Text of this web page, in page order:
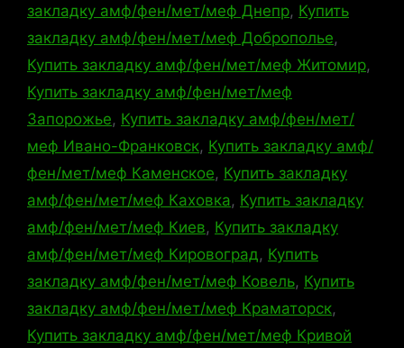
закладку амф/фен/мет/меф Днепр, Купить
закладку амф/фен/мет/меф Доброполье,
Купить закладку амф/фен/мет/меф Житомир,
Купить закладку амф/фен/мет/меф
Запорожье, Купить закладку амф/фен/мет/
меф Ивано-Франковск, Купить закладку амф/
фен/мет/меф Каменское, Купить закладку
амф/фен/мет/меф Каховка, Купить закладку
амф/фен/мет/меф Киев, Купить закладку
амф/фен/мет/меф Кировоград, Купить
закладку амф/фен/мет/меф Ковель, Купить
закладку амф/фен/мет/меф Краматорск,
Купить закладку амф/фен/мет/меф Кривой